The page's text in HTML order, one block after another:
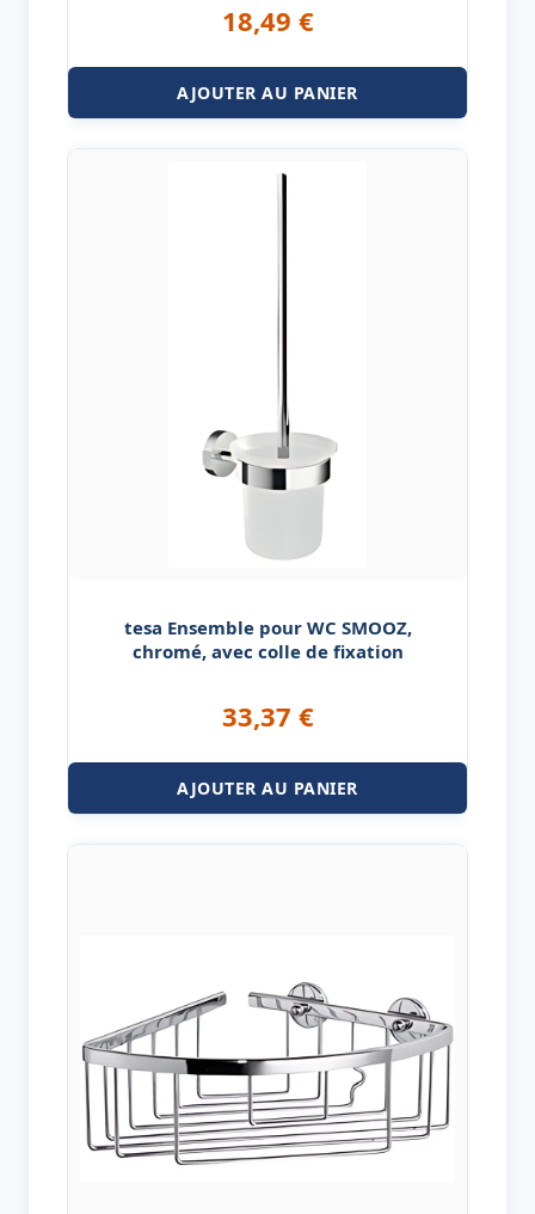
18,49 €
AJOUTER AU PANIER
tesa Ensemble pour WC SMOOZ,
chromé, avec colle de fixation
33,37 €
AJOUTER AU PANIER